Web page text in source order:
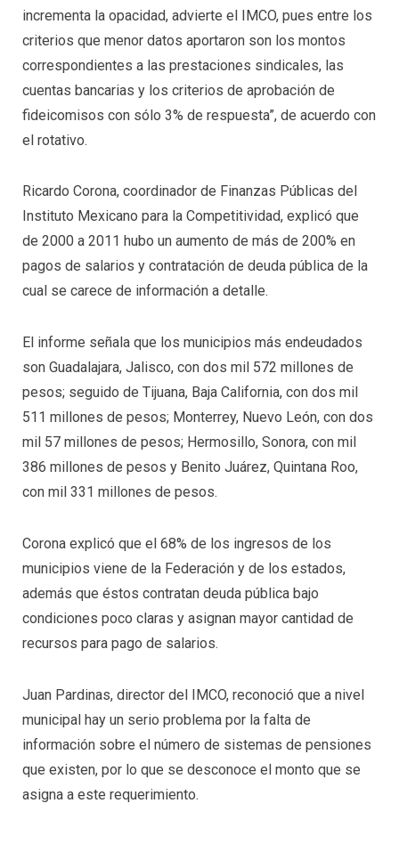
incrementa la opacidad, advierte el IMCO, pues entre los
criterios que menor datos aportaron son los montos
correspondientes a las prestaciones sindicales, las
cuentas bancarias y los criterios de aprobación de
fideicomisos con sólo 3% de respuesta”, de acuerdo con
el rotativo.
Ricardo Corona, coordinador de Finanzas Públicas del
Instituto Mexicano para la Competitividad, explicó que
de 2000 a 2011 hubo un aumento de más de 200% en
pagos de salarios y contratación de deuda pública de la
cual se carece de información a detalle.
El informe señala que los municipios más endeudados
son Guadalajara, Jalisco, con dos mil 572 millones de
pesos; seguido de Tijuana, Baja California, con dos mil
511 millones de pesos; Monterrey, Nuevo León, con dos
mil 57 millones de pesos; Hermosillo, Sonora, con mil
386 millones de pesos y Benito Juárez, Quintana Roo,
con mil 331 millones de pesos.
Corona explicó que el 68% de los ingresos de los
municipios viene de la Federación y de los estados,
además que éstos contratan deuda pública bajo
condiciones poco claras y asignan mayor cantidad de
recursos para pago de salarios.
Juan Pardinas, director del IMCO, reconoció que a nivel
municipal hay un serio problema por la falta de
información sobre el número de sistemas de pensiones
que existen, por lo que se desconoce el monto que se
asigna a este requerimiento.